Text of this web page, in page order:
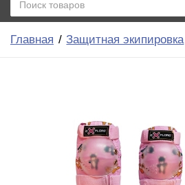
Главная Защитная экипировка